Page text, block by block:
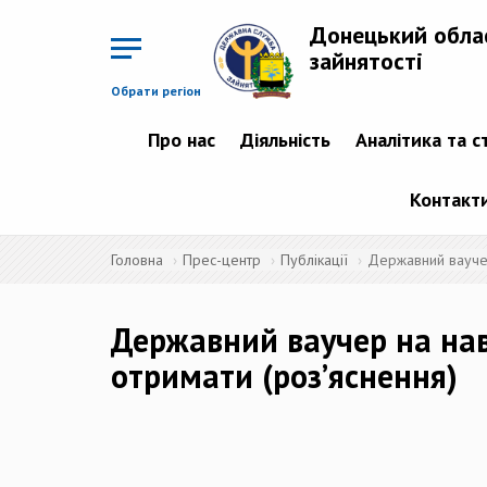
Обрати регіон
Донецький
зайнятості
Про нас Діяльність Аналітика та
Головна Прес-центр Публікації Державний
Державний ваучер на
отримати (роз’яснення)